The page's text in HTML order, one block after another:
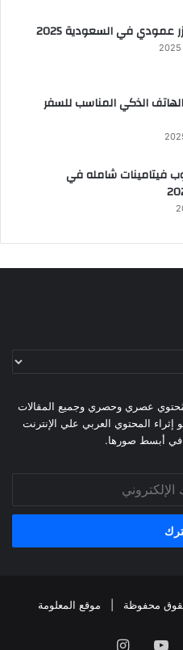
الهاتف الذكي المناسب للسفر
فيتامينات شامله​ في
عصري وحصري وجميع المقالات
إثراء المحتوي العربي علي الإنترنت
في أبسط صورها.
موقع المعلومة
يوتيوبانستقرام